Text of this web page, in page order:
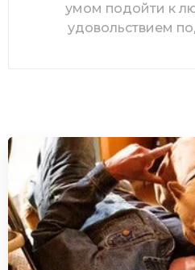
умом подойти к
удовольствием